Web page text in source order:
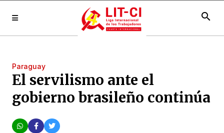
search
Paraguay
El servilismo ante el
gobierno brasileño continúa